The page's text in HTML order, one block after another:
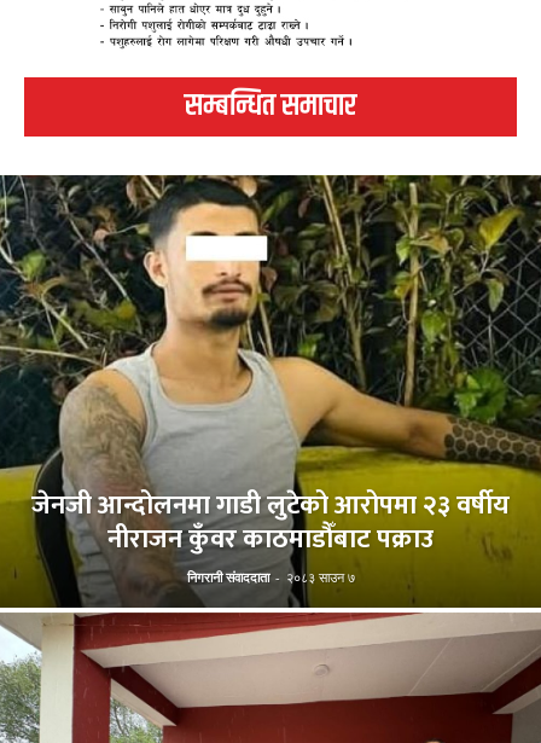
सम्बन्धित समाचार
जेनजी आन्दोलनमा गाडी लुटेको आरोपमा २३ वर्षीय
नीराजन कुँवर काठमाडौँबाट पक्राउ
निगरानी संवाददाता - २०८३ साउन ७